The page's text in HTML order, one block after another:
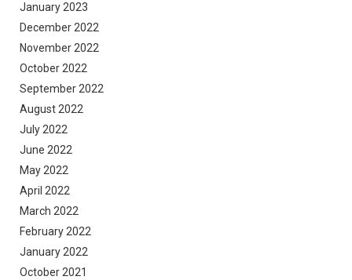
January 2023
December 2022
November 2022
October 2022
September 2022
August 2022
July 2022
June 2022
May 2022
April 2022
March 2022
February 2022
January 2022
October 2021